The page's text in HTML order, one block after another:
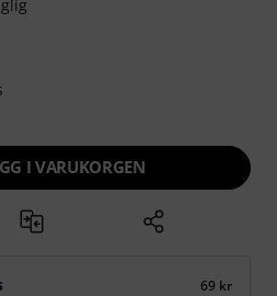
I VARUKORGEN
69 kr